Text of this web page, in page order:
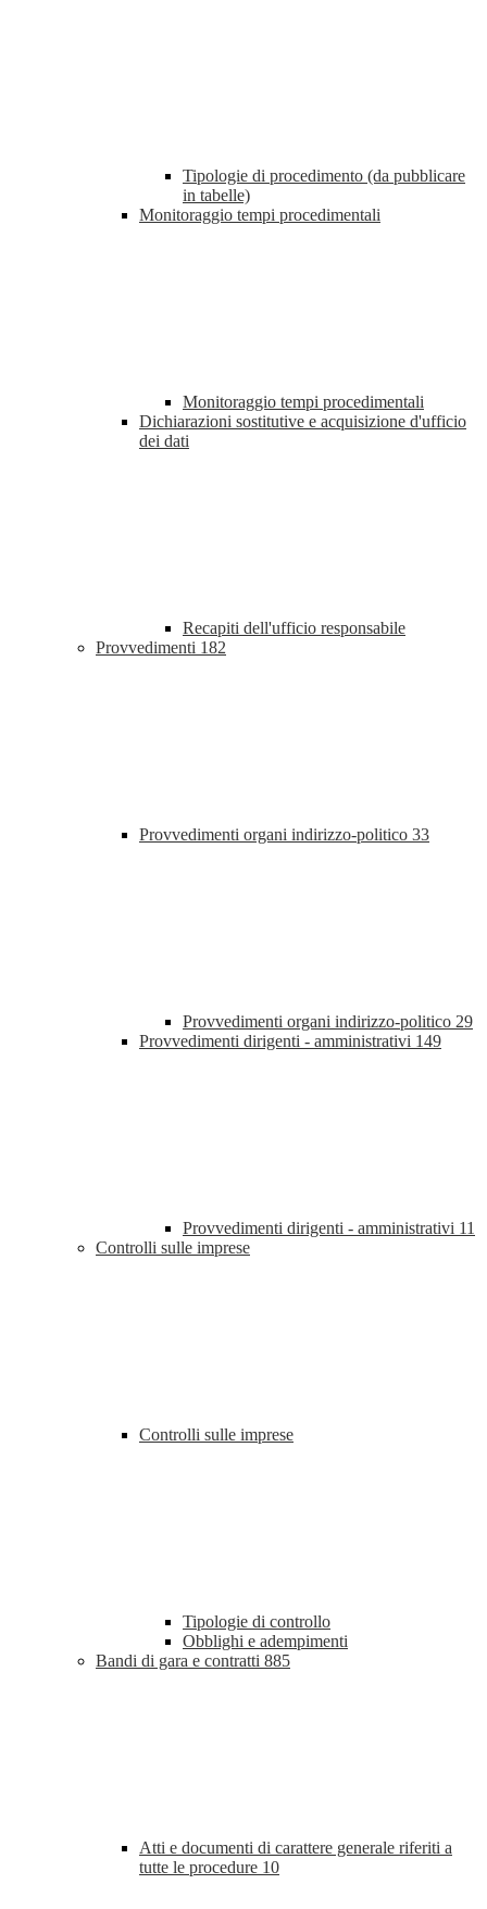
Tipologie di procedimento (da pubblicare
in tabelle)
Monitoraggio tempi procedimentali
Monitoraggio tempi procedimentali
Dichiarazioni sostitutive e acquisizione d'ufficio
dei dati
Recapiti dell'ufficio responsabile
Provvedimenti 182
Provvedimenti organi indirizzo-politico 33
Provvedimenti organi indirizzo-politico 29
Provvedimenti dirigenti - amministrativi 149
Provvedimenti dirigenti - amministrativi 11
Controlli sulle imprese
Controlli sulle imprese
Tipologie di controllo
Obblighi e adempimenti
Bandi di gara e contratti 885
Atti e documenti di carattere generale riferiti a
tutte le procedure 10